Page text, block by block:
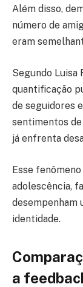
Além disso,
número de
eram
Segundo Luisa
quantificação
de seguidores
sentimentos
já enfrenta
Esse
adolescência,
desempenham
identidade.
a